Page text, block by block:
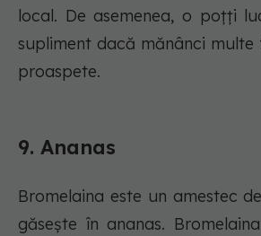
local. De asemenea, o poțți
supliment dacă mănânci
proaspete.
9. Ananas
Bromelaina este un amestec
găsește în ananas.